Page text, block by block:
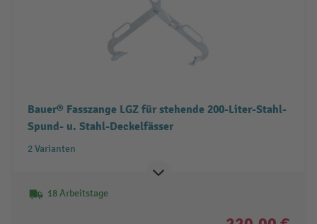
Bauer® Fasszange LGZ für stehende 200-Liter-Stahl-
Spund- u. Stahl-Deckelfässer
2 Varianten
18 Arbeitstage